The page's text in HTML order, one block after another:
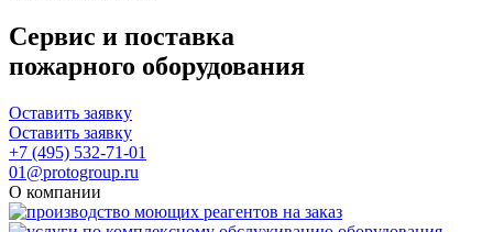
Сервис и поставка
пожарного оборудования
Оставить заявку
Оставить заявку
+7 (495) 532-71-01
01@protogroup.ru
О компании